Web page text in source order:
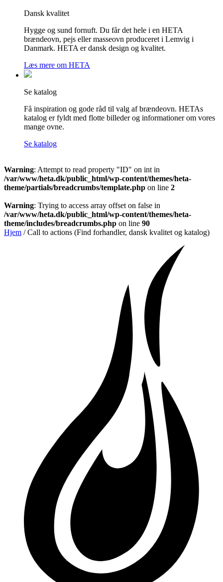
Dansk kvalitet
Hygge og sund fornuft. Du får det hele i en HETA
brændeovn, pejs eller masseovn produceret i Lemvig i
Danmark. HETA er dansk design og kvalitet.
Læs mere om HETA
Se katalog
Få inspiration og gode råd til valg af brændeovn. HETAs
katalog er fyldt med flotte billeder og informationer om vores
mange ovne.
Se katalog
Warning: Attempt to read property "ID" on int in
/var/www/heta.dk/public_html/wp-content/themes/heta-
theme/partials/breadcrumbs/template.php on line 2
Warning: Trying to access array offset on false in
/var/www/heta.dk/public_html/wp-content/themes/heta-
theme/includes/breadcrumbs.php on line 90
Hjem / Call to actions (Find forhandler, dansk kvalitet og katalog)